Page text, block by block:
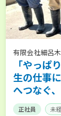
有限会社細呂
「やっぱ
生の仕事
へつなぐ
正社員 未